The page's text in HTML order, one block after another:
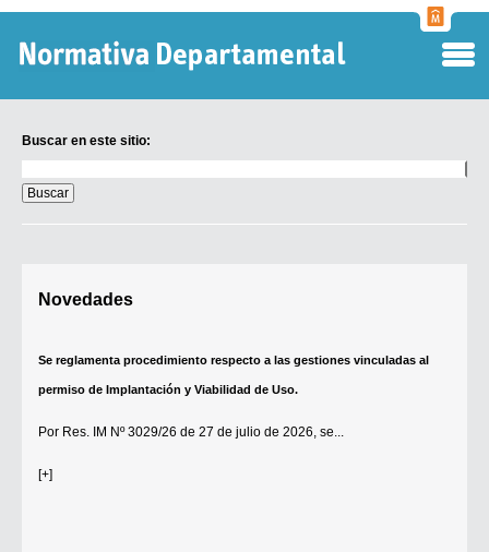
Buscar en este sitio:
en
este
sitio:
Novedades
Se reglamenta procedimiento respecto a las gestiones vinculadas al
permiso de Implantación y Viabilidad de Uso.
Por Res. IM Nº 3029/26 de 27 de julio de 2026, se...
[+]